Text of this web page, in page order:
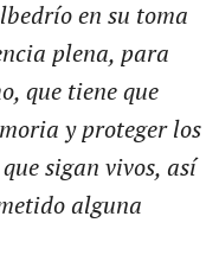
en su toma
plena, para
que tiene que
y proteger los
sigan vivos, así
alguna